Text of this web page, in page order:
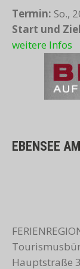
Termin: So.,
Start und
weitere Infos
EBENSEE
Hauptstraße